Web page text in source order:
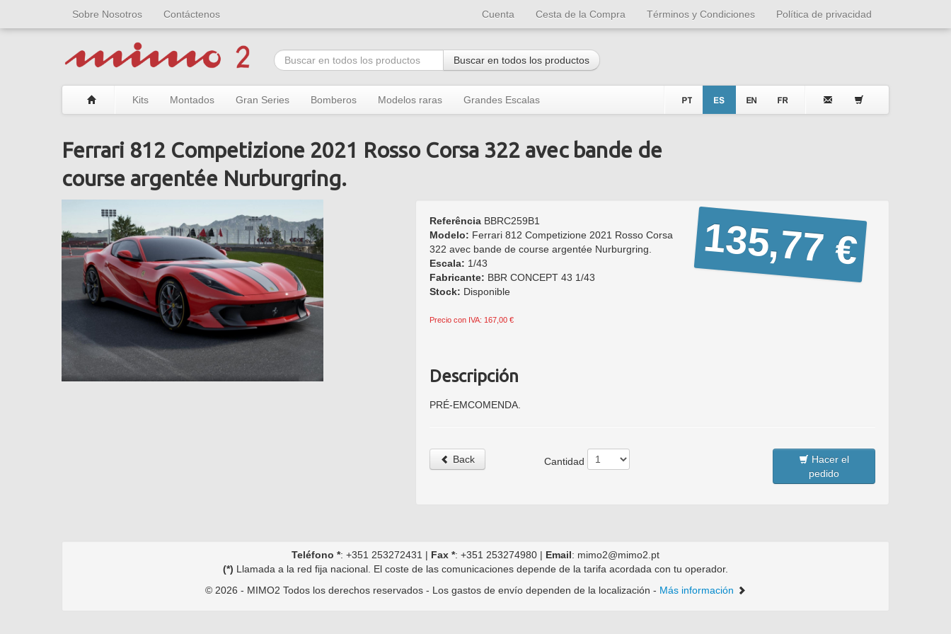
Sobre Nosotros Contáctenos Cuenta Cesta de la Compra Términos y Condiciones Política de privacidad
Buscar en todos los productos
Kits Montados Gran Series Bomberos Modelos raras Grandes Escalas
Ferrari 812 Competizione 2021 Rosso Corsa 322 avec bande de
course argentée Nurburgring.
Referência BBRC259B1
Modelo: Ferrari 812 Competizione 2021 Rosso Corsa
322 avec bande de course argentée Nurburgring.
Escala: 1/43
Fabricante: BBR CONCEPT 43 1/43
Stock: Disponible
Precio con IVA: 167,00 €
135,77 €
Descripción
PRÉ-EMCOMENDA.
Back Cantidad
Hacer el
pedido
Teléfono *: +351 253272431 | Fax *: +351 253274980 | Email: mimo2@mimo2.pt
(*) Llamada a la red fija nacional. El coste de las comunicaciones depende de la tarifa acordada con tu operador.
© 2026 - MIMO2 Todos los derechos reservados - Los gastos de envío dependen de la localización - Más información